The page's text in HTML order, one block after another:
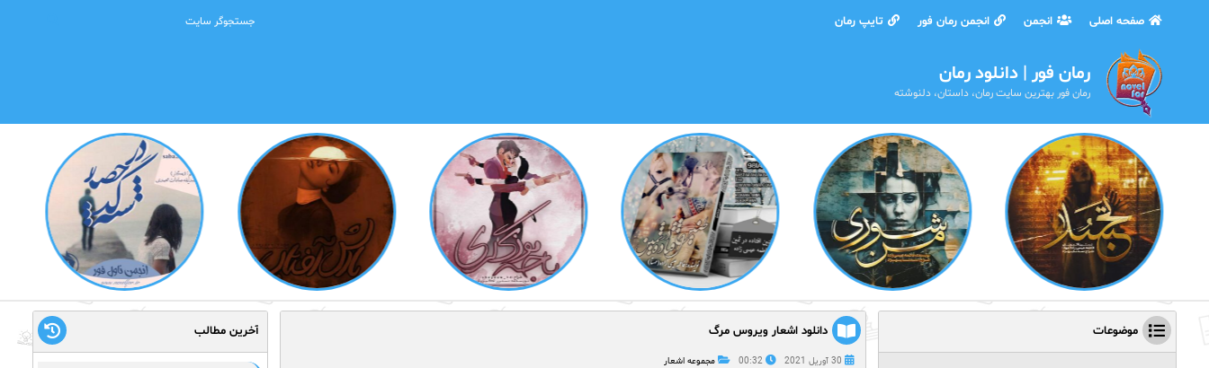
صفحه اصلی انجمن انجمن رمان فور تایپ رمان
رمان فور | دانلود رمان
رمان فور بهترین سایت رمان، داستان، دلنوشته
دانلود اشعار ویروس مرگ
30 آوریل 2021 00:32 مجموعه اشعار
موضوعات آخرین مطالب